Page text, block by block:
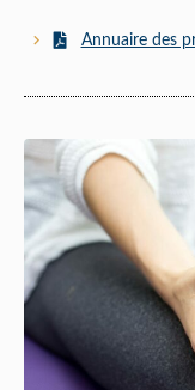
Annuaire des